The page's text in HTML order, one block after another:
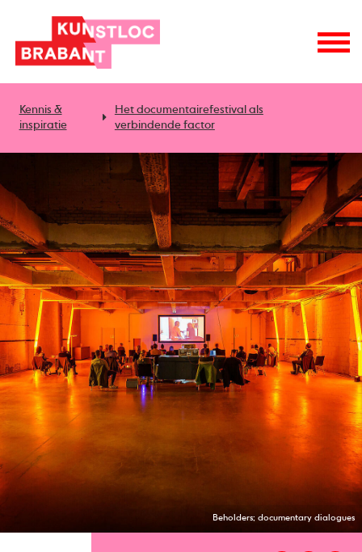
Kennis &
inspiratie
Het documentairefestival als
verbindende factor
Beholders; documentary dialogues